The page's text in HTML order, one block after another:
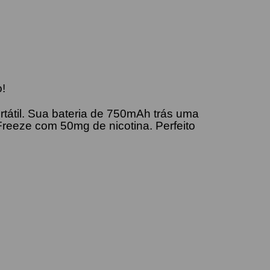
Sua bateria de 750mAh trás uma
com 50mg de nicotina. Perfeito